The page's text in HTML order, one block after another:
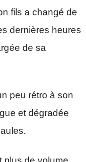
fils a changé de
dernières heures
de sa
peu rétro à son
et dégradée